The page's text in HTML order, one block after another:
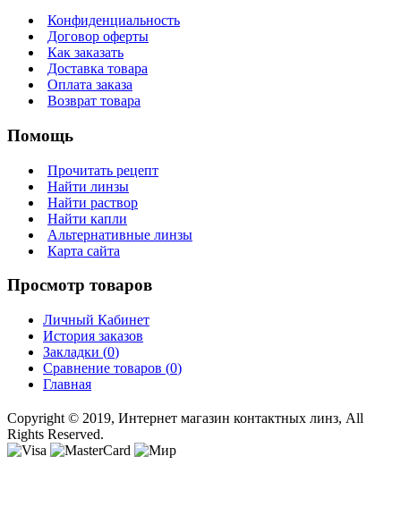
Конфиденциальность
Договор оферты
Как заказать
Доставка товара
Оплата заказа
Возврат товара
Помощь
Прочитать рецепт
Найти линзы
Найти раствор
Найти капли
Альтернативные линзы
Карта сайта
Просмотр товаров
Личный Кабинет
История заказов
Закладки (0)
Сравнение товаров (0)
Главная
Copyright © 2019, Интернет магазин контактных линз, All
Rights Reserved.